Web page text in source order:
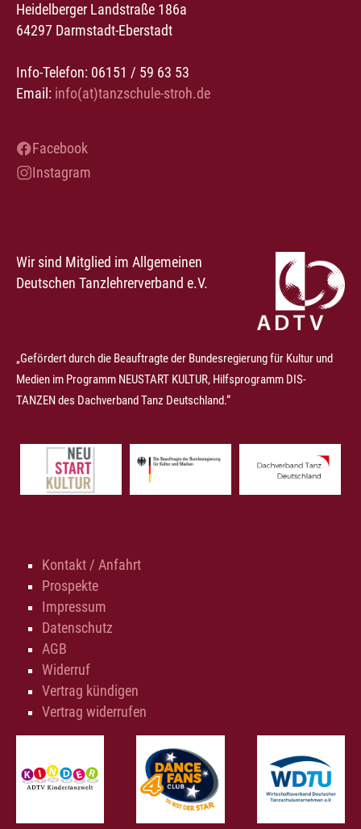
Heidelberger Landstraße 186a
64297 Darmstadt-Eberstadt
Info-Telefon: 06151 / 59 63 53
Email: info(at)tanzschule-stroh.de
Facebook
Instagram
Wir sind Mitglied im Allgemeinen
Deutschen Tanzlehrerverband e.V.
„Gefördert durch die Beauftragte der Bundesregierung für Kultur und
Medien im Programm NEUSTART KULTUR, Hilfsprogramm DIS-
TANZEN des Dachverband Tanz Deutschland.“
Kontakt / Anfahrt
Prospekte
Impressum
Datenschutz
AGB
Widerruf
Vertrag kündigen
Vertrag widerrufen